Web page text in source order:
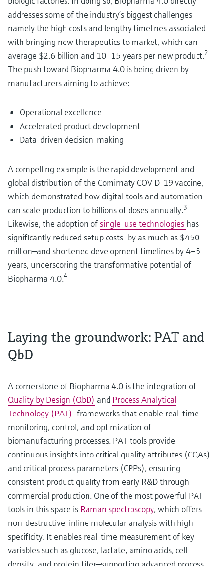
addresses some of the industry’s biggest challenges—
namely the high costs and lengthy timelines associated
with bringing new therapeutics to market, which can
average $2.6 billion and 10–15 years per new product.2
The push toward Biopharma 4.0 is being driven by
manufacturers aiming to achieve:
Operational excellence
Accelerated product development
Data-driven decision-making
A compelling example is the rapid development and
global distribution of the Comirnaty COVID-19 vaccine,
which demonstrated how digital tools and automation
can scale production to billions of doses annually.3
Likewise, the adoption ofsingle-use technologies has
significantly reduced setup costs—by as much as $450
million—and shortened development timelines by 4–5
years, underscoring the transformative potential of
Biopharma 4.0.4
Laying the groundwork: PAT and
QbD
A cornerstone of Biopharma 4.0 is the integration of
Quality by Design (QbD) and Process Analytical
Technology (PAT)—frameworks that enable real-time
monitoring, control, and optimization of
biomanufacturing processes. PAT tools provide
continuous insights into critical quality attributes (CQAs)
and critical process parameters (CPPs), ensuring
consistent product quality from early R&D through
commercial production. One of the most powerful PAT
tools in this space is Raman spectroscopy, which offers
non-destructive, inline molecular analysis with high
specificity. It enables real-time measurement of key
variables such as glucose, lactate, amino acids, cell